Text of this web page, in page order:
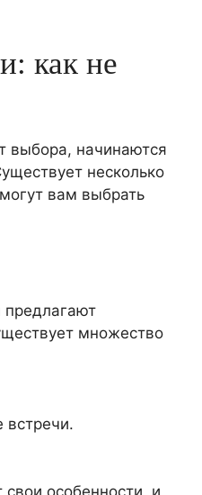
как не
выбора, начинаются
несколько
вам выбрать
предлагают
множество
встречи.
особенности, и